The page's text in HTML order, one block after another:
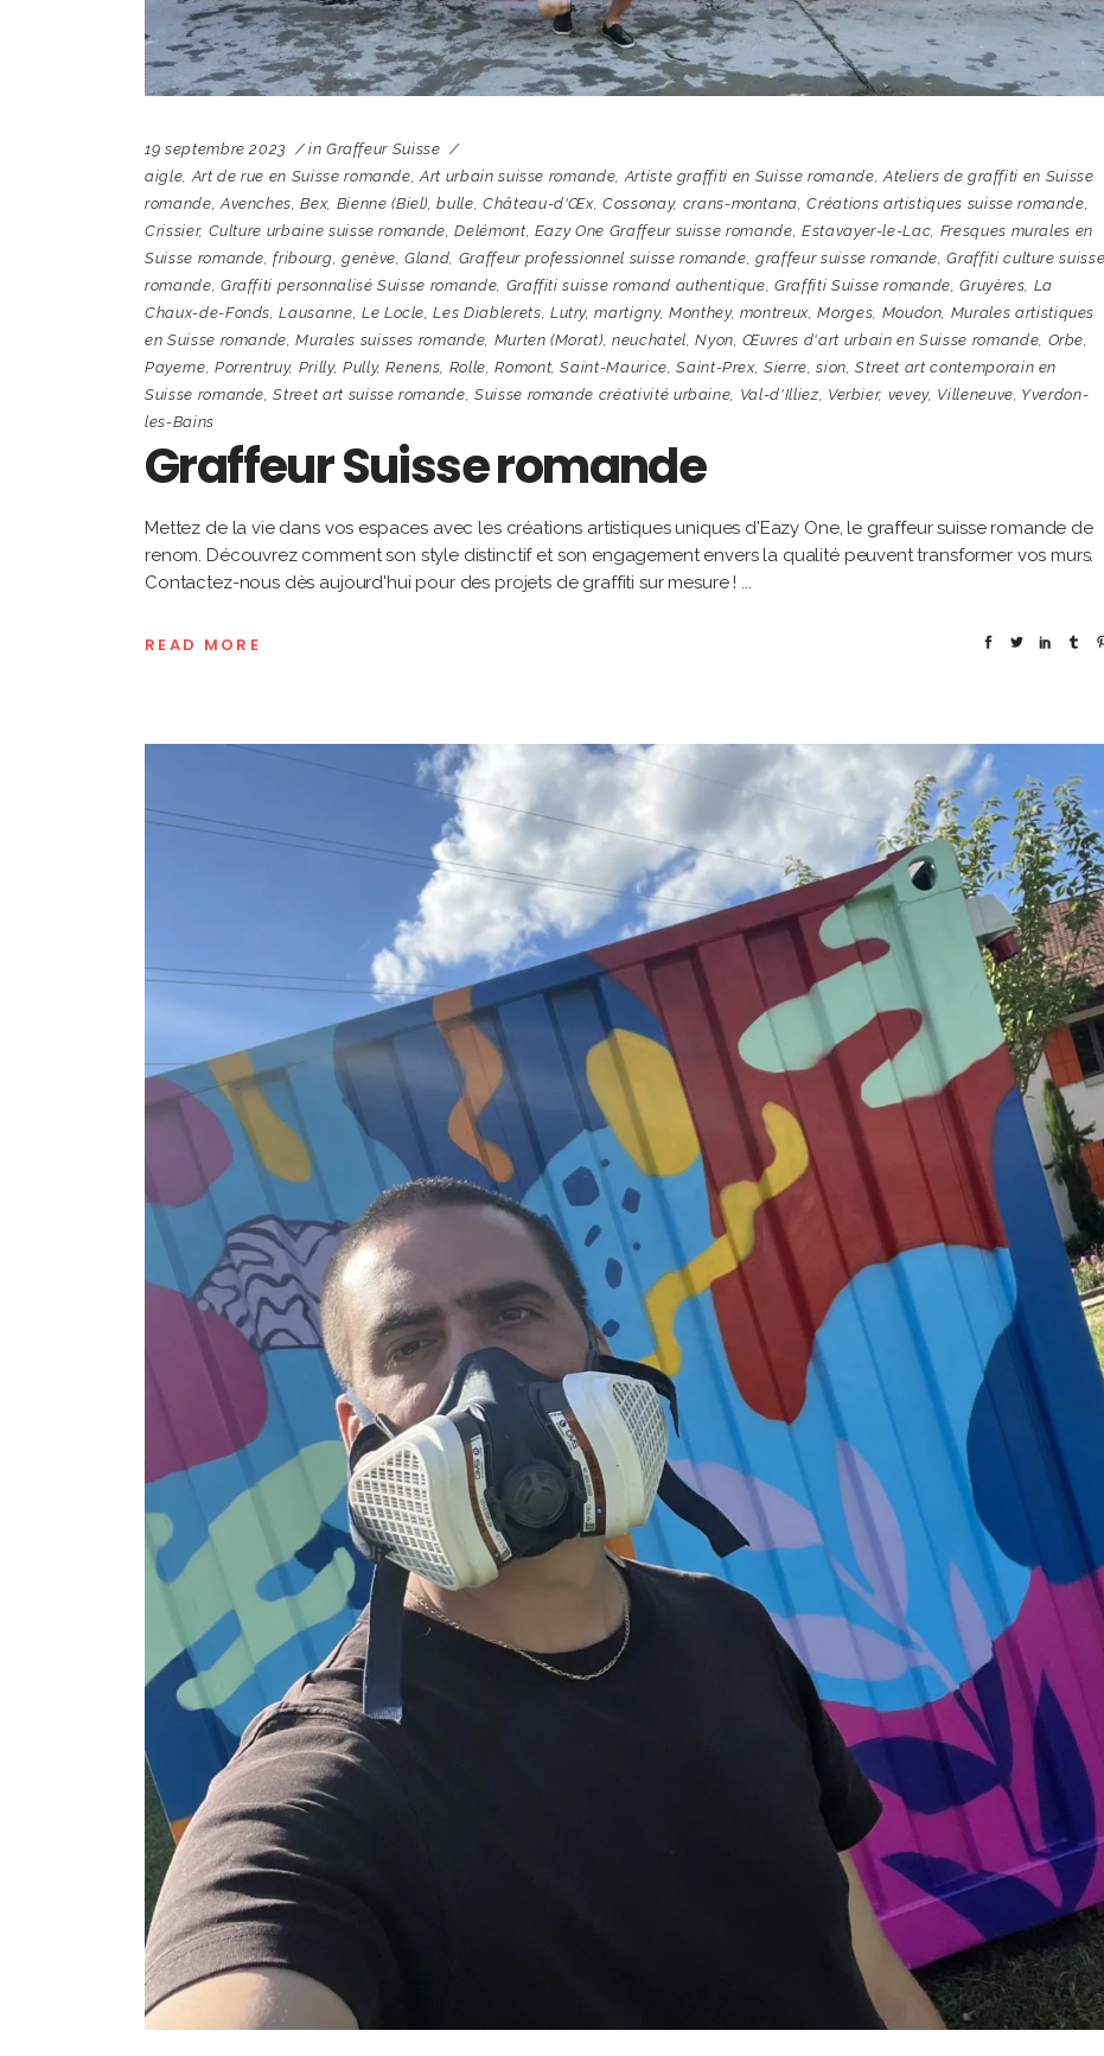
19 septembre 2023 in Graffeur Suisse
aigle,Art de rue en Suisse romande,Art urbain suisse romande,Artiste graffiti en Suisse romande,Ateliers de graffiti en Suisse
romande,Avenches,Bex, Bienne (Biel),bulle, Château-d'Œx,Cossonay, crans-montana,Créations artistiques suisse romande,
Crissier, Culture urbaine suisse romande,Delémont, Eazy One Graffeur suisse romande, Estavayer-le-Lac, Fresques murales en
Suisse romande,fribourg, genève,Gland, Graffeur professionnel suisse romande,graffeur suisse romande,Graffiti culture suisse
romande, Graffiti personnalisé Suisse romande, Graffiti suisse romand authentique,Graffiti Suisse romande,Gruyères, La
Chaux-de-Fonds,Lausanne, Le Locle,Les Diablerets, Lutry,martigny, Monthey, montreux,Morges, Moudon, Murales artistiques
en Suisse romande,Murales suisses romande, Murten (Morat),neuchatel,Nyon,Œuvres d'art urbain en Suisse romande, Orbe,
Payerne, Porrentruy, Prilly, Pully,Renens, Rolle,Romont,Saint-Maurice,Saint-Prex,Sierre,sion,Street art contemporain en
Suisse romande,Street art suisse romande, Suisse romande créativité urbaine, Val-d'Illiez, Verbier, vevey, Villeneuve, Yverdon-
les-Bains
Graffeur Suisse romande
Mettez de la vie dans vos espaces avec les créations artistiques uniques d'Eazy One, le graffeur suisse romande de
renom. Découvrez comment son style distinctif et son engagement envers la qualité peuvent transformer vos murs.
Contactez-nous dès aujourd'hui pour des projets de graffiti sur mesure !
READ MORE